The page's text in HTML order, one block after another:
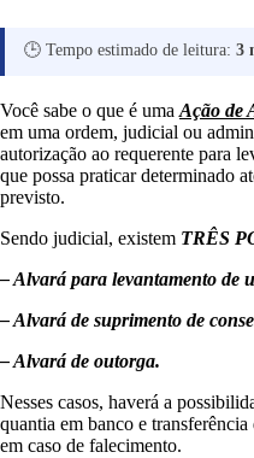
🕒 Tempo estimado de leitura: 3
Você sabe o que é umaAção de
em uma ordem, judicial ou
autorização ao requerente para
que possa praticar determinado
previsto.
Sendo judicial, existem TRÊS
– Alvará para levantamento de
– Alvará de suprimento de
– Alvará de outorga.
Nesses casos, haverá a
quantia em banco e
em caso de falecimento.